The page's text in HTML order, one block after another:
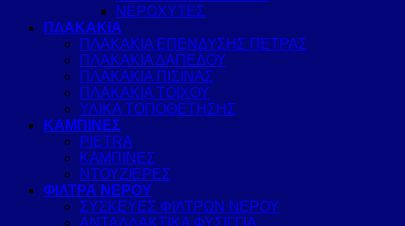
ΝΕΡΟΧΥΤΕΣ
ΠΛΑΚΑΚΙΑ
ΠΛΑΚΑΚΙΑ ΕΠΕΝΔΥΣΗΣ ΠΕΤΡΑΣ
ΠΛΑΚΑΚΙΑ ΔΑΠΕΔΟΥ
ΠΛΑΚΑΚΙΑ ΠΙΣΙΝΑΣ
ΠΛΑΚΑΚΙΑ ΤΟΙΧΟΥ
ΥΛΙΚΑ ΤΟΠΟΘΕΤΗΣΗΣ
ΚΑΜΠΙΝΕΣ
PIETRA
ΚΑΜΠΙΝΕΣ
ΝΤΟΥΖΙΕΡΕΣ
ΦΙΛΤΡΑ ΝΕΡΟΥ
ΣΥΣΚΕΥΕΣ ΦΙΛΤΡΩΝ ΝΕΡΟΥ